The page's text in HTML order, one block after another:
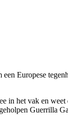
Europese
in het vak en
Guerrilla